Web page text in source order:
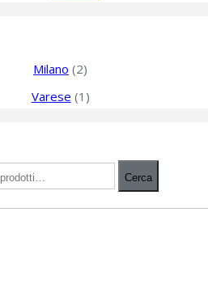
Milano (2)
Varese (1)
Cerca